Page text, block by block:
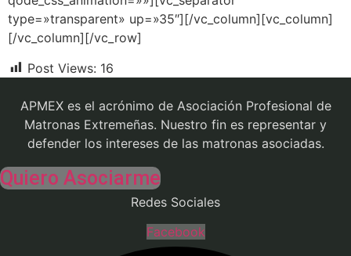
type=»transparent» up=»35″][/vc_column][vc_column]
[/vc_column][/vc_row]
Post Views: 16
APMEX es el acrónimo de Asociación Profesional de
Matronas Extremeñas. Nuestro fin es representar y
defender los intereses de las matronas asociadas.
Quiero Asociarme
Redes Sociales
Facebook